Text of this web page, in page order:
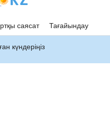
саясат Тағайындау
күндеріңіз